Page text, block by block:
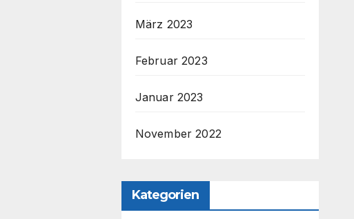
März 2023
Februar 2023
Januar 2023
November 2022
Kategorien